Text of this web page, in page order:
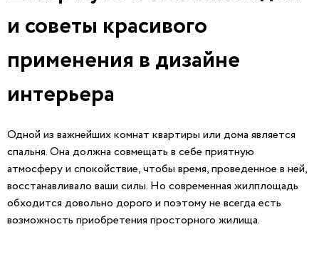
и советы красивого
применения в дизайне
интерьера
Одной из важнейших комнат квартиры или дома является
спальня. Она должна совмещать в себе приятную
атмосферу и спокойствие, чтобы время, проведенное в ней,
восстанавливало ваши силы. Но современная жилплощадь
обходится довольно дорого и поэтому не всегда есть
возможность приобретения просторного жилища.